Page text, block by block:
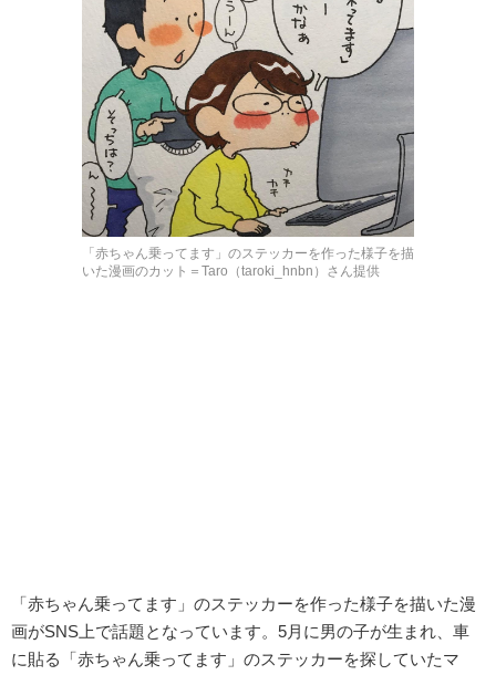
「赤ちゃん乗ってます」のステッカーを作った様子を描
いた漫画のカット＝Taro（taroki_hnbn）さん提供
「赤ちゃん乗ってます」のステッカーを作った様子を描いた漫
画がSNS上で話題となっています。5月に男の子が生まれ、車
に貼る「赤ちゃん乗ってます」のステッカーを探していたマ